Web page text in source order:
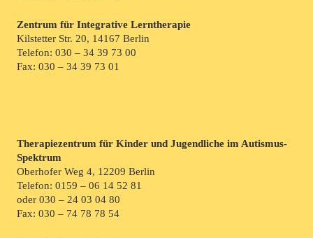
Zentrum für Integrative Lerntherapie
Kilstetter Str. 20, 14167 Berlin
Telefon: 030 – 34 39 73 00
Fax: 030 – 34 39 73 01
Therapiezentrum für Kinder und Jugendliche im Autismus-
Spektrum
Oberhofer Weg 4, 12209 Berlin
Telefon: 0159 – 06 14 52 81
oder 030 – 24 03 04 80
Fax: 030 – 74 78 78 54